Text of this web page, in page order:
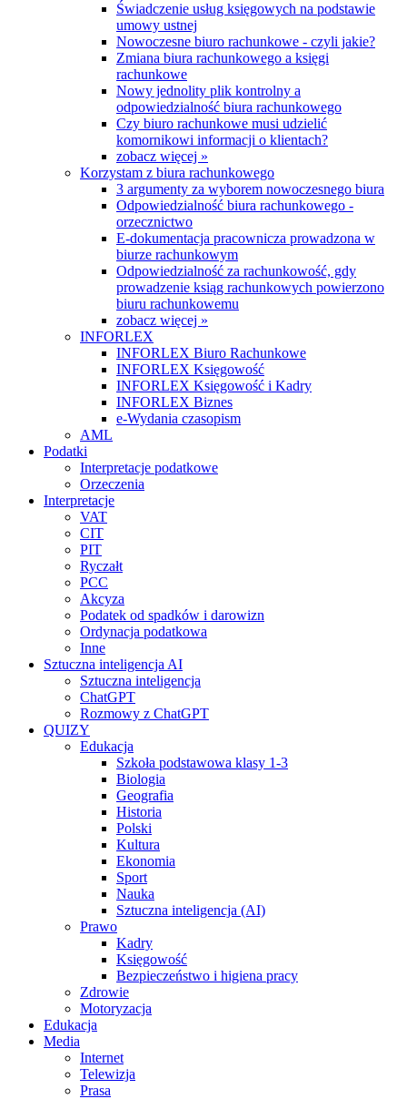
Świadczenie usług księgowych na podstawie
umowy ustnej
Nowoczesne biuro rachunkowe - czyli jakie?
Zmiana biura rachunkowego a księgi
rachunkowe
Nowy jednolity plik kontrolny a
odpowiedzialność biura rachunkowego
Czy biuro rachunkowe musi udzielić
komornikowi informacji o klientach?
zobacz więcej »
Korzystam z biura rachunkowego
3 argumenty za wyborem nowoczesnego biura
Odpowiedzialność biura rachunkowego -
orzecznictwo
E-dokumentacja pracownicza prowadzona w
biurze rachunkowym
Odpowiedzialność za rachunkowość, gdy
prowadzenie ksiąg rachunkowych powierzono
biuru rachunkowemu
zobacz więcej »
INFORLEX
INFORLEX Biuro Rachunkowe
INFORLEX Księgowość
INFORLEX Księgowość i Kadry
INFORLEX Biznes
e-Wydania czasopism
AML
Podatki
Interpretacje podatkowe
Orzeczenia
Interpretacje
VAT
CIT
PIT
Ryczałt
PCC
Akcyza
Podatek od spadków i darowizn
Ordynacja podatkowa
Inne
Sztuczna inteligencja AI
Sztuczna inteligencja
ChatGPT
Rozmowy z ChatGPT
QUIZY
Edukacja
Szkoła podstawowa klasy 1-3
Biologia
Geografia
Historia
Polski
Kultura
Ekonomia
Sport
Nauka
Sztuczna inteligencja (AI)
Prawo
Kadry
Księgowość
Bezpieczeństwo i higiena pracy
Zdrowie
Motoryzacja
Edukacja
Media
Internet
Telewizja
Prasa